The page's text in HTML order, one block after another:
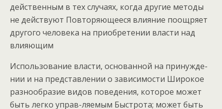
действенным в тех случаях, когда другие методы
не действуют Повторяющееся влияние поощряет
другого человека на приобретении власти над
влияющим
Использование власти, основанной на принужде-
нии и на представлении о зависимости Широкое
разнообразие видов поведения, которое может
быть легко управ-ляемым Быстрота; может быть